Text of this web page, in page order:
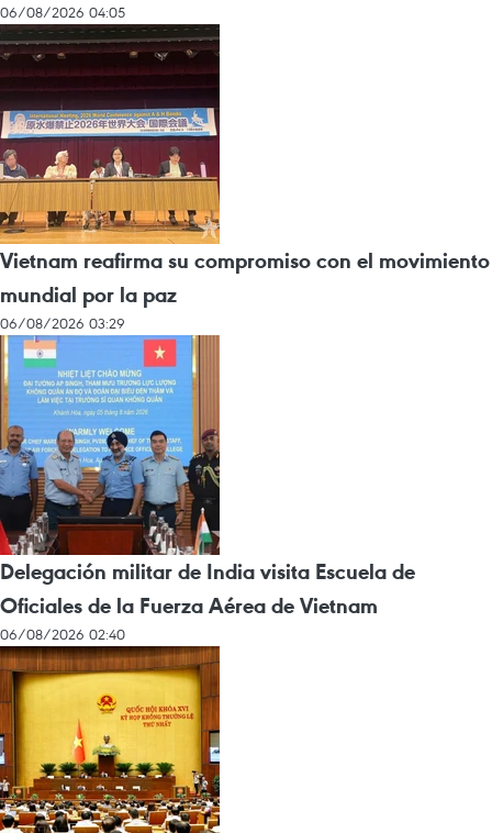
06/08/2026 04:05
Vietnam reafirma su compromiso con el movimiento
mundial por la paz
06/08/2026 03:29
Delegación militar de India visita Escuela de
Oficiales de la Fuerza Aérea de Vietnam
06/08/2026 02:40